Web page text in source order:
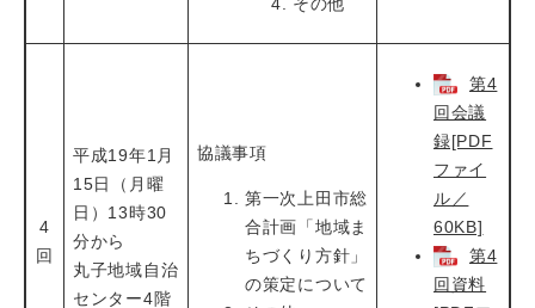
4
回
平成19年1月
15日（月曜
日）13時30
分から
丸子地域自治
センター4階
協議事項
第一次上田市総
合計画「地域ま
ちづくり方針」
の策定について
第4
回会議
録[PDF
ファイ
ル／
60KB]
第4
回資料